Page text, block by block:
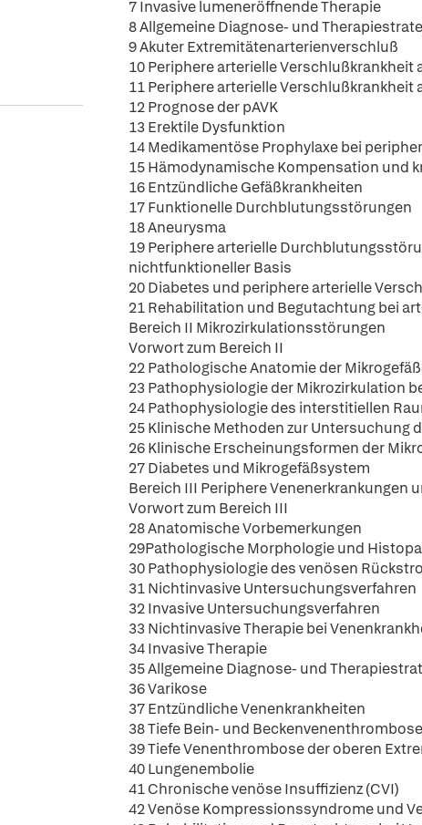
7 Invasive lumeneröffnende Therapie
8 Allgemeine Diagnose- und
9 Akuter Extremitätenarterienverschluß
10 Periphere arterielle
11 Periphere arterielle
12 Prognose der pAVK
13 Erektile Dysfunktion
14 Medikamentöse Prophylaxe bei
15 Hämodynamische Kompensation und
16 Entzündliche Gefäßkrankheiten
17 Funktionelle Durchblutungsstörungen
18 Aneurysma
19 Periphere arterielle
nichtfunktioneller Basis
20 Diabetes und periphere arterielle
21 Rehabilitation und Begutachtung bei
Bereich II Mikrozirkulationsstörungen
Vorwort zum Bereich II
22 Pathologische Anatomie der
23 Pathophysiologie der Mikrozirkulation
24 Pathophysiologie des interstitiellen
25 Klinische Methoden zur Untersuchung
26 Klinische Erscheinungsformen der
27 Diabetes und Mikrogefäßsystem
Bereich III Periphere Venenerkrankungen
Vorwort zum Bereich III
28 Anatomische Vorbemerkungen
29Pathologische Morphologie und
30 Pathophysiologie des venösen
31 Nichtinvasive Untersuchungsverfahren
32 Invasive Untersuchungsverfahren
33 Nichtinvasive Therapie bei
34 Invasive Therapie
35 Allgemeine Diagnose- und
36 Varikose
37 Entzündliche Venenkrankheiten
38 Tiefe Bein- und Beckenvenenthrombose
39 Tiefe Venenthrombose der oberen
40 Lungenembolie
41 Chronische venöse Insuffizienz (CVI)
42 Venöse Kompressionssyndrome und